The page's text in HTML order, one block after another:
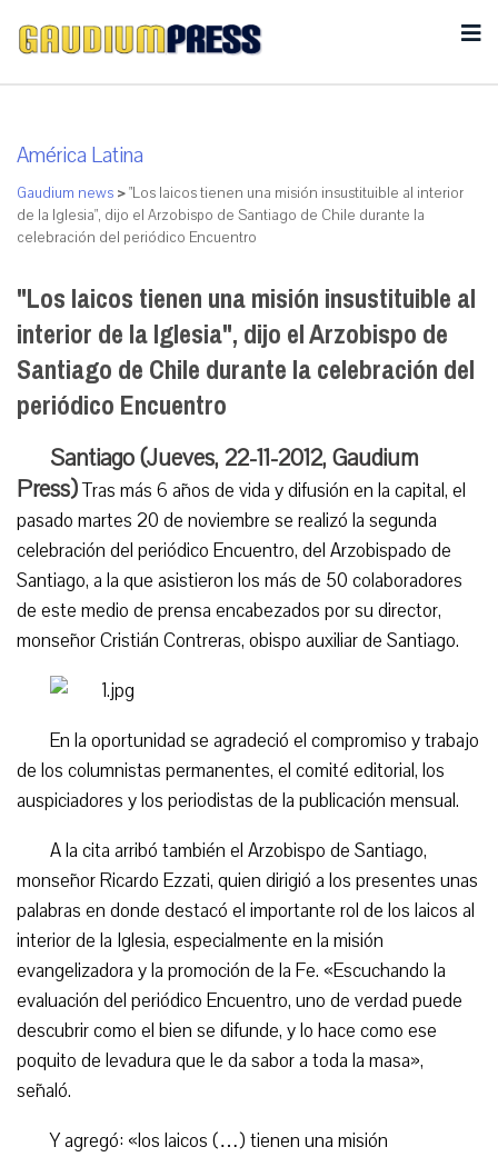
América Latina
Gaudium news >"Los laicos tienen una misión insustituible al interior
de la Iglesia", dijo el Arzobispo de Santiago de Chile durante la
celebración del periódico Encuentro
"Los laicos tienen una misión insustituible al
interior de la Iglesia", dijo el Arzobispo de
Santiago de Chile durante la celebración del
periódico Encuentro
Santiago (Jueves, 22-11-2012, Gaudium
Press)Tras más 6 años de vida y difusión en la capital, el
pasado martes 20 de noviembre se realizó la segunda
celebración del periódico Encuentro, del Arzobispado de
Santiago, a la que asistieron los más de 50 colaboradores
de este medio de prensa encabezados por su director,
monseñor Cristián Contreras, obispo auxiliar de Santiago.
En la oportunidad se agradeció el compromiso y trabajo
de los columnistas permanentes, el comité editorial, los
auspiciadores y los periodistas de la publicación mensual.
A la cita arribó también el Arzobispo de Santiago,
monseñor Ricardo Ezzati, quien dirigió a los presentes unas
palabras en donde destacó el importante rol de los laicos al
interior de la Iglesia, especialmente en la misión
evangelizadora y la promoción de la Fe. «Escuchando la
evaluación del periódico Encuentro, uno de verdad puede
descubrir como el bien se difunde, y lo hace como ese
poquito de levadura que le da sabor a toda la masa»,
señaló.
Y agregó: «los laicos (…) tienen una misión